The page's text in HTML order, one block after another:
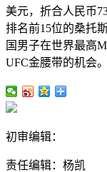
美元，折合人民币
排名前15位的桑托
国男子在世界最高
UFC金腰带的机会。
初审编辑：
责任编辑：杨凯